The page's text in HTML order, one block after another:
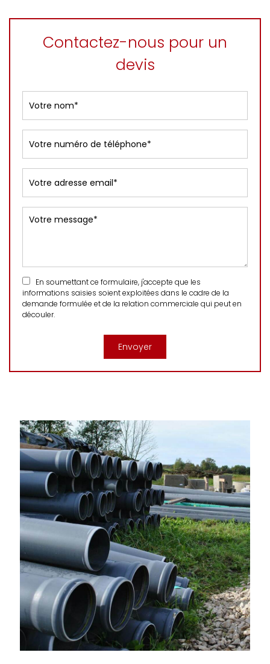
Contactez-nous pour un
devis
En soumettant ce formulaire, j'accepte que les
informations saisies soient exploitées dans le cadre de la
demande formulée et de la relation commerciale qui peut en
découler.